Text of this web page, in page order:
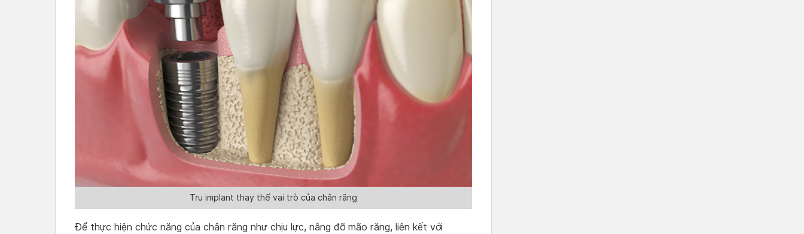
Trụ implant thay thế vai trò của chân răng
Để thực hiện chức năng của chân răng như chịu lực, nâng đỡ mão răng, liên kết với